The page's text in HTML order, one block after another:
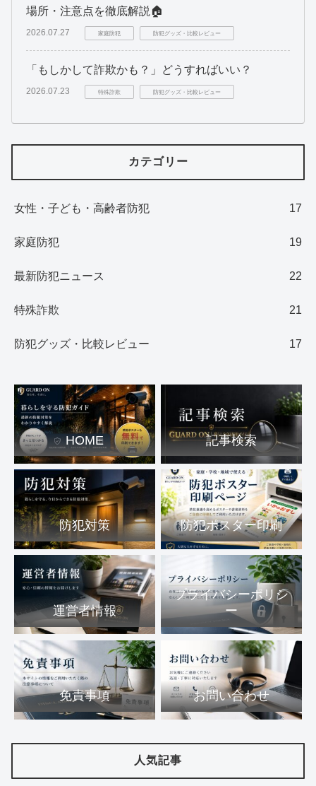
場所・注意点を徹底解説🏠
2026.07.27 家庭防犯 防犯グッズ・比較レビュー
「もしかして詐欺かも？」どうすればいい？
2026.07.23 特殊詐欺 防犯グッズ・比較レビュー
カテゴリー
女性・子ども・高齢者防犯 17
家庭防犯 19
最新防犯ニュース 22
特殊詐欺 21
防犯グッズ・比較レビュー 17
HOME 記事検索
防犯対策 防犯ポスター印刷
運営者情報
プライバシーポリシ
ー
免責事項 お問い合わせ
人気記事